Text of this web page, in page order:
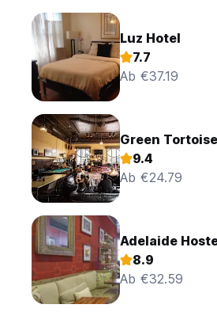
Luz Hotel
7.7
Ab €37.19
Green
9.4
Ab €24.79
Adelaide
8.9
Ab €32.59